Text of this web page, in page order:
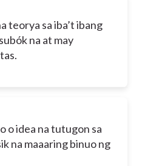
teorya sa iba’t ibang
na at may
o idea na tutugon sa
na maaaring binuo ng